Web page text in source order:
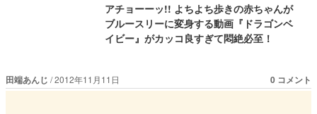
アチョーーッ!! よちよち歩きの赤ちゃんが
ブルースリーに変身する動画『ドラゴンベ
イビー』がカッコ良すぎて悶絶必至！
田端あんじ 2012年11月11日 0 コメント